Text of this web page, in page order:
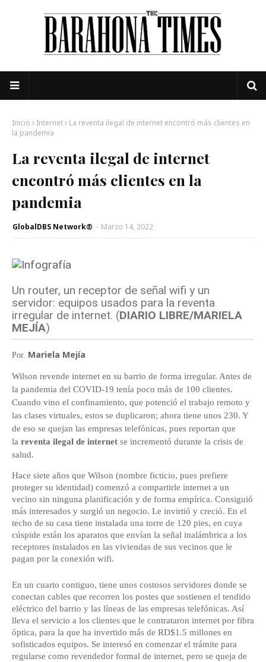
Inicio Internet
La reventa ilegal de internet encontró más clientes en
la pandemia
La reventa ilegal de internet
encontró más clientes en la
pandemia
GlobalDBS Network® - Marzo 14, 2022
Un router, un receptor de señal wifi y un
servidor: equipos usados para la reventa
irregular de internet. (DIARIO LIBRE/MARIELA
MEJÍA)
Por. Mariela Mejía
Wilson revende internet en su barrio de forma irregular. Antes de
la pandemia del COVID-19 tenía poco más de 100 clientes.
Cuando vino el confinamiento, que potenció el trabajo remoto y
las clases virtuales, estos se duplicaron; ahora tiene unos 230. Y
de eso se quejan las empresas telefónicas, pues reportan que
la reventa ilegal de internet se incrementó durante la crisis de
salud.
Hace siete años que Wilson (nombre ficticio, pues prefiere
proteger su identidad) comenzó a compartirle internet a un
vecino sin ninguna planificación y de forma empírica. Consiguió
más interesados y surgió un negocio. Le invirtió y creció. En el
techo de su casa tiene instalada una torre de 120 pies, en cuya
cúspide están los aparatos que envían la señal inalámbrica a los
receptores instalados en las viviendas de sus vecinos que le
pagan por la conexión wifi.
En un cuarto contiguo, tiene unos costosos servidores donde se
conectan cables que recorren los postes que sostienen el tendido
eléctrico del barrio y las líneas de las empresas telefónicas. Así
lleva el servicio a los clientes que le contrataron internet por fibra
óptica, para la que ha invertido más de RD$1.5 millones en
sofisticados equipos. Se interesó en comenzar el trámite para
regularse como revendedor formal de internet, pero se queja de